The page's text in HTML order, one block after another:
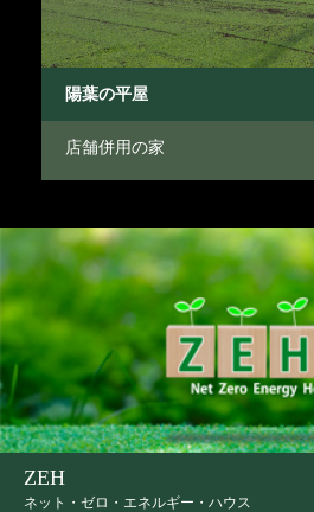
陽葉の平屋
店舗併用の家
ZEH
ネット・ゼロ・エネルギー・ハウス